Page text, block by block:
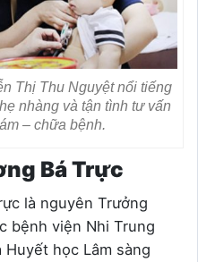
Thị Thu Nguyệt nổi tiếng
nhàng và tận tình tư vấn
– chữa bệnh.
Bá Trực
là nguyên Trưởng
bệnh viện Nhi Trung
học Lâm sàng